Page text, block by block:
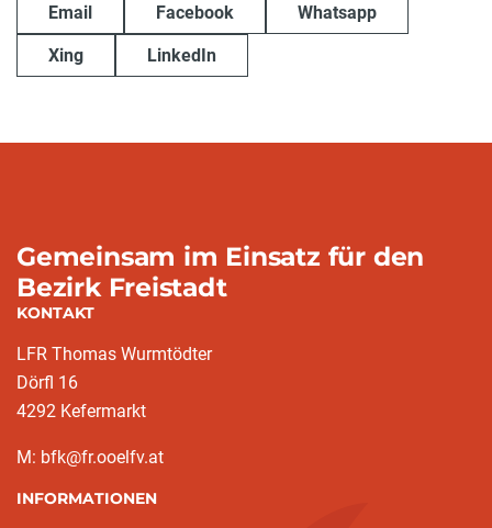
Email Facebook Whatsapp
Xing LinkedIn
Gemeinsam im Einsatz für den
Bezirk Freistadt
KONTAKT
LFR Thomas Wurmtödter
Dörfl 16
4292 Kefermarkt
M: bfk@fr.ooelfv.at
INFORMATIONEN